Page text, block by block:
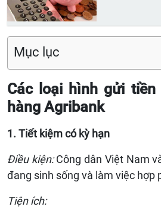
Mục lục
Các loại hình gửi
hàng Agribank
1. Tiết kiệm có kỳ hạn
Điều kiện:Công dân Việt Nam
đang sinh sống và làm việc hợp
Tiện ích: